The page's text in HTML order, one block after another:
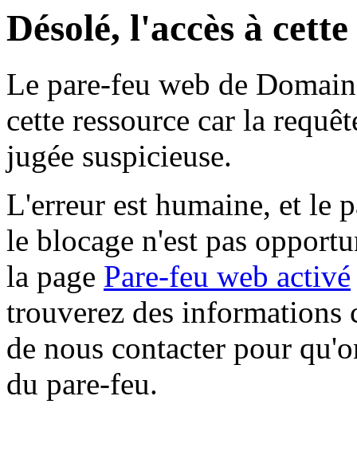
Désolé, l'accès à
Le pare-feu web de
cette ressource car la
jugée suspicieuse.
L'erreur est humaine, et le
le blocage n'est pas
la page Pare-feu web activé
trouverez des informations
de nous contacter pour
du pare-feu.